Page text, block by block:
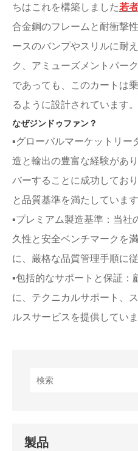
ちはこれを構築しました若
合金鋼のフレームと耐衝撃
ースのバンプやスリルに耐
ク、アミューズメントパー
であっても、このカートは
るように設計されています。
なぜジンドゥファン？
▪グローバルマーケットリー
造と輸出の豊富な経験があ
バーすることに成功してお
と品質基準を満たしています
▪プレミアム製造基準：当
久性と安全ベンチマークを
に、厳格な品質管理手順に従
▪包括的なサポートと保証：
に、テクニカルサポート、
ルスサービスを提供していま
製品